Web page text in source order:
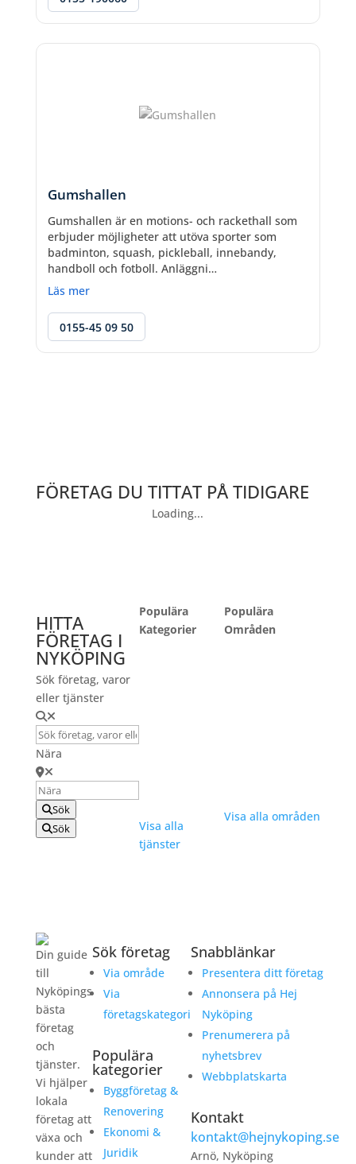
Gumshallen
Gumshallen är en motions- och rackethall som
erbjuder möjligheter att utöva sporter som
badminton, squash, pickleball, innebandy,
handboll och fotboll. Anläggni…
Läs mer
0155-45 09 50
FÖRETAG DU TITTAT PÅ TIDIGARE
Loading...
HITTA
FÖRETAG I
NYKÖPING
Sök företag, varor
eller tjänster
Nära
Sök
Sök
Populära
Kategorier
Visa alla
tjänster
Populära
Områden
Visa alla områden
Din guide
till
Nyköpings
bästa
företag
och
tjänster.
Vi hjälper
lokala
företag att
växa och
kunder att
Sök företag
Via område
Via
företagskategori
Populära
kategorier
Byggföretag &
Renovering
Ekonomi &
Juridik
Snabblänkar
Presentera ditt företag
Annonsera på Hej
Nyköping
Prenumerera på
nyhetsbrev
Webbplatskarta
Kontakt
kontakt@hejnykoping.se
Arnö, Nyköping